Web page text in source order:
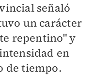
señaló
un carácter
repentino" y
en
de tiempo.